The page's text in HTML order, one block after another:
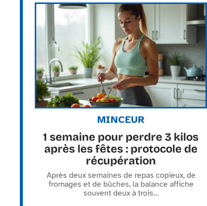
MINCEUR
1 semaine pour perdre 3 kilos
après les fêtes : protocole de
récupération
Après deux semaines de repas copieux, de
fromages et de bûches, la balance affiche
souvent deux à trois…